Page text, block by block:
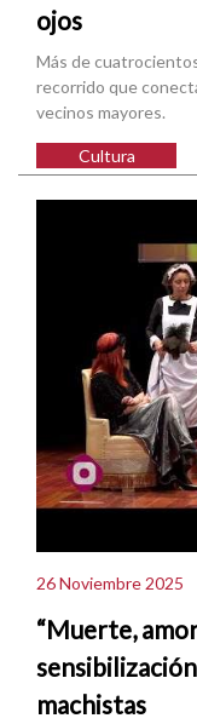
ojos
Más de
recorrido que
vecinos mayores.
Cultura
26 Noviembre 2025
“Muerte,
machistas